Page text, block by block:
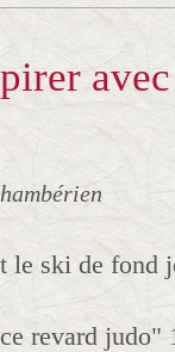
le ski de fond
revard judo"